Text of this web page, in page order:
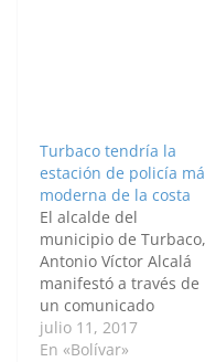
Turbaco tendría la
estación de policía
moderna de la costa
El alcalde del
municipio de Turbaco,
Antonio Víctor Alcalá
manifestó a través de
un comunicado
emitido por sus redes
sociales, que la
julio 11, 2017
En «Bolívar»